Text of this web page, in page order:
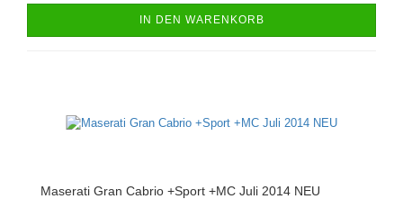
IN DEN WARENKORB
Maserati Gran Cabrio +Sport +MC Juli 2014 NEU